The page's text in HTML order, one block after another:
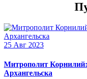
25 Авг 2023
Митрополит
Архангельска